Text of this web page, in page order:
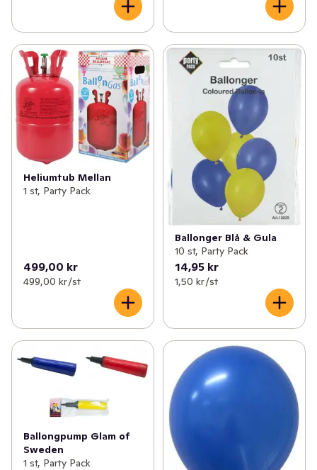
Heliumtub Mellan
1 st, Party Pack
499,00 kr
499,00 kr /st
Ballonger Blå & Gula
10 st, Party Pack
14,95 kr
1,50 kr /st
Ballongpump Glam of
Sweden
1 st, Party Pack